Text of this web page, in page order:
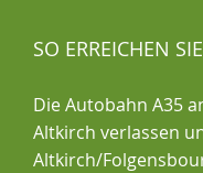
SO ERREICHEN
Die Autobahn A35
Altkirch verlassen
Altkirch/